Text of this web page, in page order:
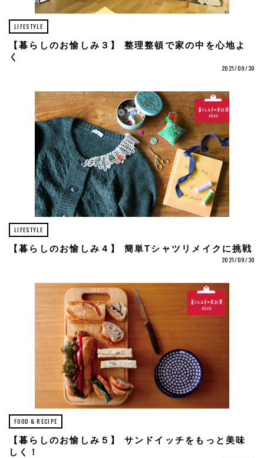
LIFESTYLE
【暮らしのお愉しみ３】 整理整頓で家の中を心地よ
く
2021/09/30
LIFESTYLE
【暮らしのお愉しみ４】 簡単Tシャツリメイクに挑戦
2021/09/30
FOOD & RECIPE
【暮らしのお愉しみ５】 サンドイッチをもっと美味
しく！